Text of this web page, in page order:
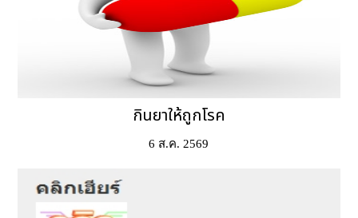
กินยาให้ถูกโรค
6 ส.ค. 2569